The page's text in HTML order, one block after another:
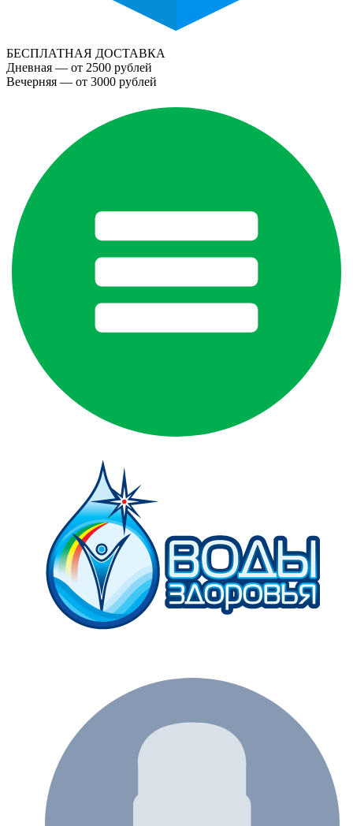
БЕСПЛАТНАЯ ДОСТАВКА
Дневная — от 2500 рублей
Вечерняя — от 3000 рублей